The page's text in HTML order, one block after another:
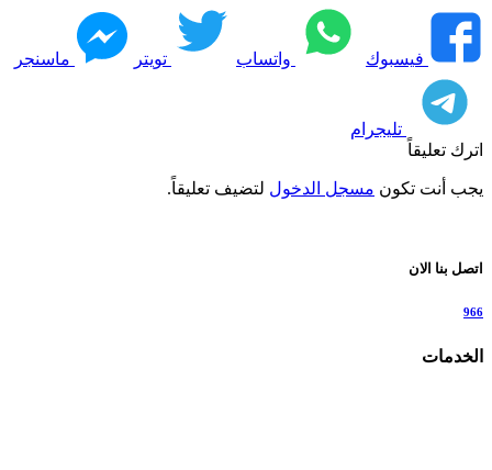
فيسبوك واتساب تويتر ماسنجر
تليجرام
اترك تعليقاً
يجب أنت تكون مسجل الدخول لتضيف تعليقاً.
اتصل بنا الان
966
الخدمات